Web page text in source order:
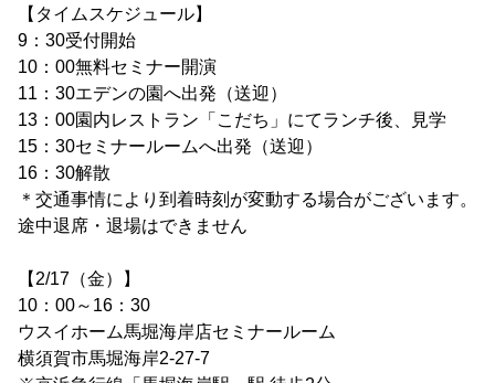
【タイムスケジュール】
9：30受付開始
10：00無料セミナー開演
11：30エデンの園へ出発（送迎）
13：00園内レストラン「こだち」にてランチ後、見学
15：30セミナールームへ出発（送迎）
16：30解散
＊交通事情により到着時刻が変動する場合がございます。
途中退席・退場はできません
【2/17（金）】
10：00～16：30
ウスイホーム馬堀海岸店セミナールーム
横須賀市馬堀海岸2-27-7